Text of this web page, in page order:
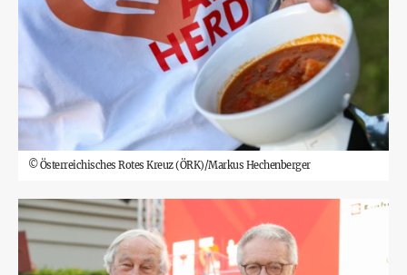
©Österreichisches Rotes Kreuz (ÖRK)/Markus Hechenberger